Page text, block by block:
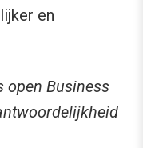
en
open Business